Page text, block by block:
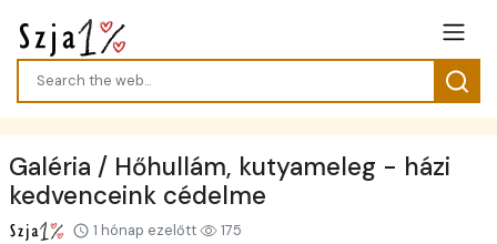
Galéria / Hőhullám, kutyameleg - házi
kedvenceink cédelme
1 hónap ezelőtt 175